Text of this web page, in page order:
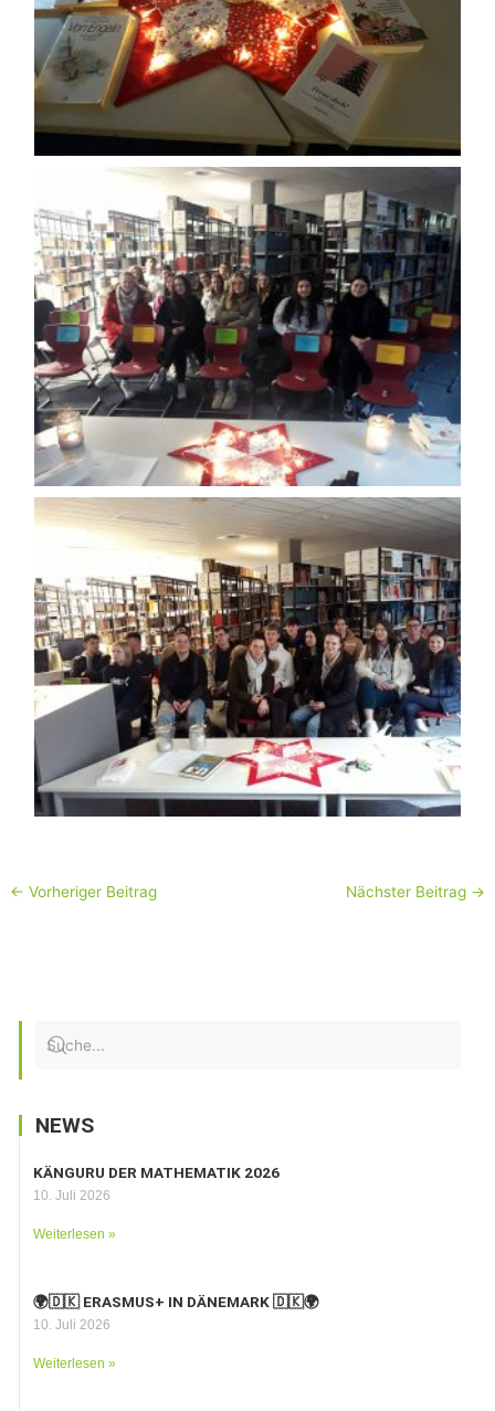
← Vorheriger Beitrag Nächster Beitrag →
NEWS
KÄNGURU DER MATHEMATIK 2026
10. Juli 2026
Weiterlesen »
🌍🇩🇰 ERASMUS+ IN DÄNEMARK 🇩🇰🌍
10. Juli 2026
Weiterlesen »